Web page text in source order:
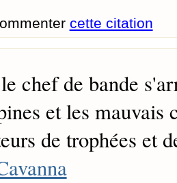
cette citation
chef de bande
et les mauvais
de trophées et